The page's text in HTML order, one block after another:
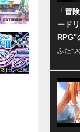
「冒
ード
RPG"
ふたつ